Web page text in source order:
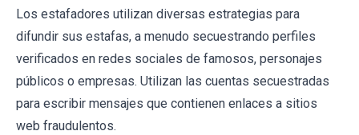
Los estafadores utilizan diversas estrategias para
difundir sus estafas, a menudo secuestrando perfiles
verificados en redes sociales de famosos, personajes
públicos o empresas. Utilizan las cuentas secuestradas
para escribir mensajes que contienen enlaces a sitios
web fraudulentos.